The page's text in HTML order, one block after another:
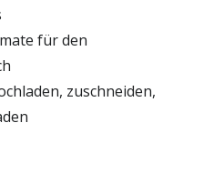
für den
zuschneiden,